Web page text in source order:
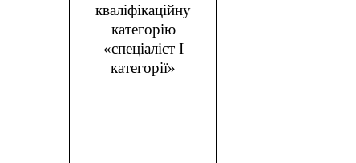
кваліфікаційну
категорію
«спеціаліст І
категорії»